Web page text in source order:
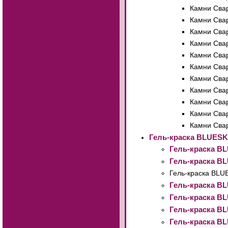
Камни
Камни
Камни
Камни
Камни
Камни
Камни
Камни
Камни
Камни
Камни
Гель-краска
Гель-краска
Гель-краска
Гель-краска
Гель-краска
Гель-краска
Гель-краска
Гель-краска